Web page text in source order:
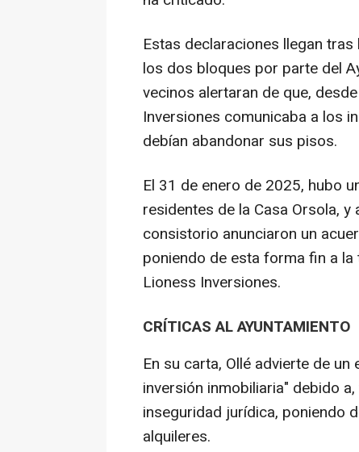
Estas declaraciones llegan
los dos bloques por parte del
vecinos alertaran de que,
Inversiones comunicaba a los
debían abandonar sus pisos.
El 31 de enero de 2025, hubo
residentes de la Casa Orsola,
consistorio anunciaron un
poniendo de esta forma fin a
Lioness Inversiones.
CRÍTICAS AL AYUNTAMIENTO
En su carta, Ollé advierte de
inversión inmobiliaria" debido
inseguridad jurídica, poniendo
alquileres.